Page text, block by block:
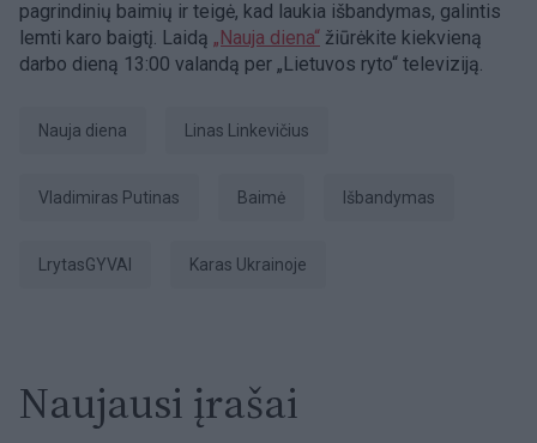
pagrindinių baimių ir teigė, kad laukia išbandymas, galintis
lemti karo baigtį. Laidą „Nauja diena“ žiūrėkite kiekvieną
darbo dieną 13:00 valandą per „Lietuvos ryto“ televiziją.
Nauja diena Linas Linkevičius
Vladimiras Putinas baimė išbandymas
LrytasGYVAI karas Ukrainoje
Naujausi įrašai